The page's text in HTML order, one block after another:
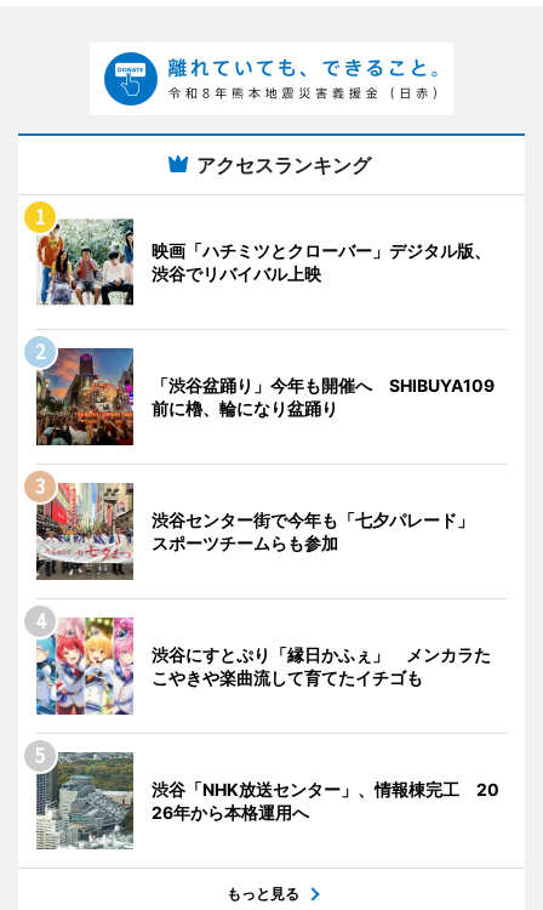
アクセスランキング
映画「ハチミツとクローバー」デジタル版、
渋谷でリバイバル上映
「渋谷盆踊り」今年も開催へ SHIBUYA109
前に櫓、輪になり盆踊り
渋谷センター街で今年も「七夕パレード」
スポーツチームらも参加
渋谷にすとぷり「縁日かふぇ」 メンカラた
こやきや楽曲流して育てたイチゴも
渋谷「NHK放送センター」、情報棟完工 20
26年から本格運用へ
もっと見る